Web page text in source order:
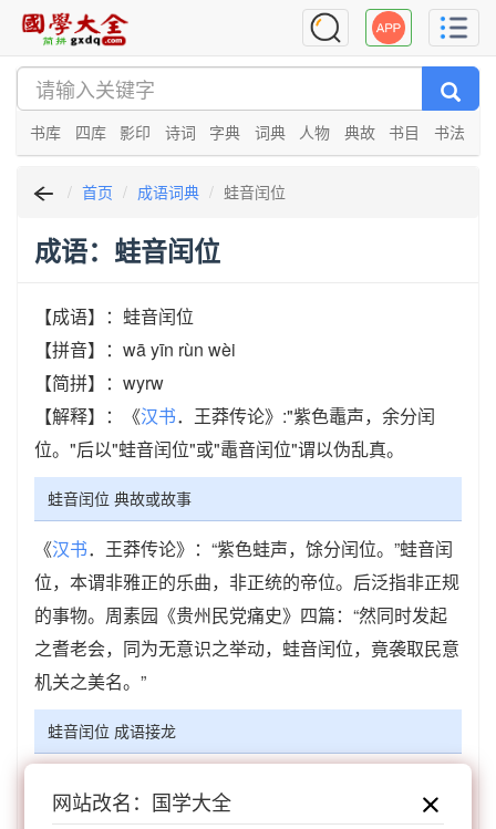
书库 四库 影印 诗词 字典 词典 人物 典故 书目 书法
首页 成语词典 蛙音闰位
成语：蛙音闰位
【成语】：蛙音闰位
【拼音】：wā yīn rùn wèi
【简拼】：wyrw
【解释】：《汉书．王莽传论》:"紫色鼃声，余分闰
位。"后以"蛙音闰位"或"鼃音闰位"谓以伪乱真。
蛙音闰位 典故或故事
《汉书．王莽传论》：“紫色蛙声，馀分闰位。”蛙音闰
位，本谓非雅正的乐曲，非正统的帝位。后泛指非正规
的事物。周素园《贵州民党痛史》四篇：“然同时发起
之耆老会，同为无意识之举动，蛙音闰位，竟袭取民意
机关之美名。”
蛙音闰位 成语接龙
位极人臣 位卑人微
网站改名：国学大全